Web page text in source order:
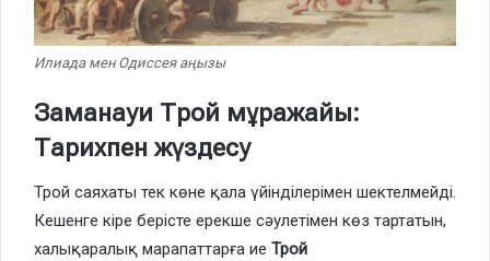
Илиада мен Одиссея аңызы
Заманауи Трой мұражайы:
Тарихпен жүздесу
Трой саяхаты тек көне қала үйінділерімен шектелмейді.
Кешенге кіре берісте ерекше сәулетімен көз тартатын,
халықаралық марапаттарға ие Трой